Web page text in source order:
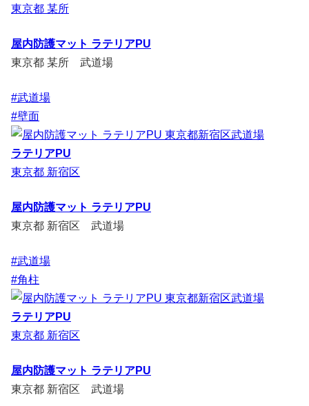
東京都 某所
屋内防護マット ラテリアPU
東京都 某所 武道場
#武道場
#壁面
ラテリアPU
東京都 新宿区
屋内防護マット ラテリアPU
東京都 新宿区 武道場
#武道場
#角柱
ラテリアPU
東京都 新宿区
屋内防護マット ラテリアPU
東京都 新宿区 武道場